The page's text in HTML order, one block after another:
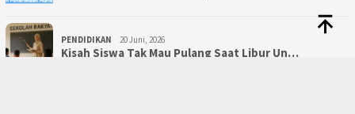
PENDIDIKAN 20 Juni, 2026
Kisah Siswa Tak Mau Pulang Saat Libur Un…